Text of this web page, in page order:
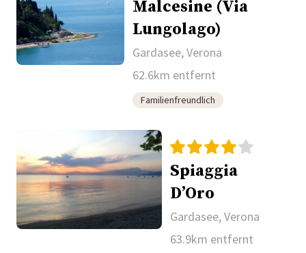
Malcesine (Via
Lungolago)
Gardasee, Verona
62.6km entfernt
Familienfreundlich
Spiaggia
D’Oro
Gardasee, Verona
63.9km entfernt